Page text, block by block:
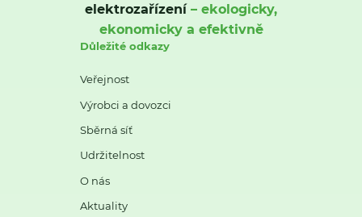
elektrozařízení– ekologicky,
ekonomicky a efektivně
Důležité odkazy
Veřejnost
Výrobci a dovozci
Sběrná síť
Udržitelnost
O nás
Aktuality